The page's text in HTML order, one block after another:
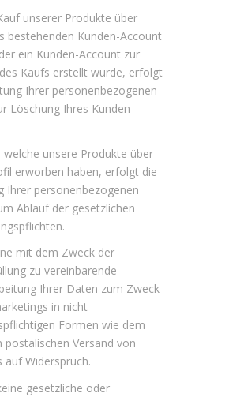
unserer Produkte über
bestehenden Kunden-Account
ein Kunden-Account zur
Kaufs erstellt wurde, erfolgt
Ihrer personenbezogenen
Löschung Ihres Kunden-
welche unsere Produkte über
erworben haben, erfolgt die
Ihrer personenbezogenen
Ablauf der gesetzlichen
mit dem Zweck der
zu vereinbarende
Ihrer Daten zum Zweck
in nicht
Formen wie dem
postalischen Versand von
auf Widerspruch.
gesetzliche oder